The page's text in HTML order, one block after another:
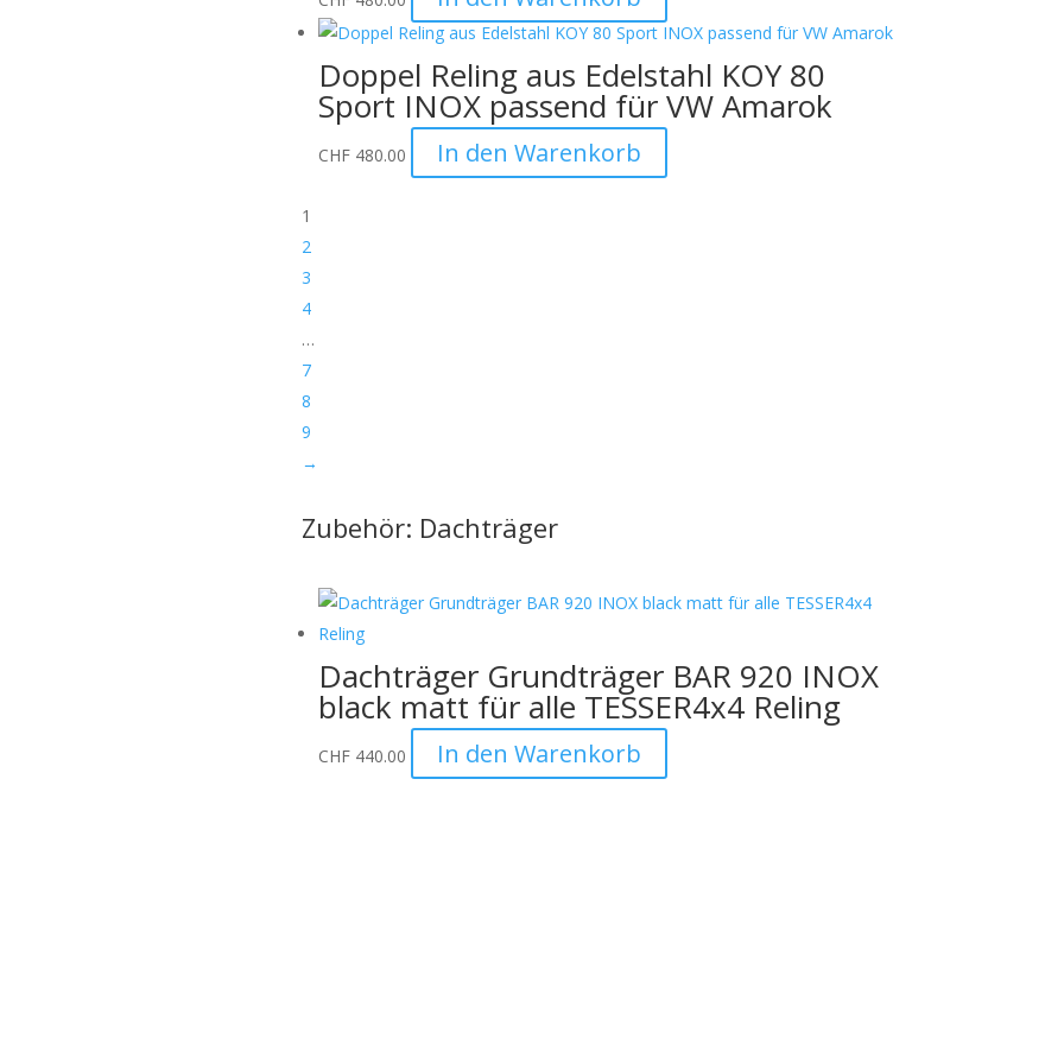
Doppel Reling aus Edelstahl KOY 80
Sport INOX passend für VW Amarok
CHF480.00 In den Warenkorb
1
2
3
4
…
7
8
9
→
Zubehör: Dachträger
Dachträger Grundträger BAR 920 INOX
black matt für alle TESSER4x4 Reling
CHF440.00 In den Warenkorb